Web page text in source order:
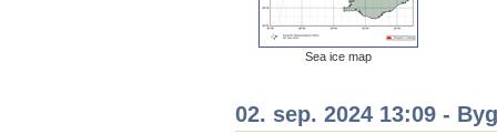
Sea ice map
02. sep. 2024 13:09 -